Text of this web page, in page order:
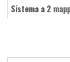
sistema a 2